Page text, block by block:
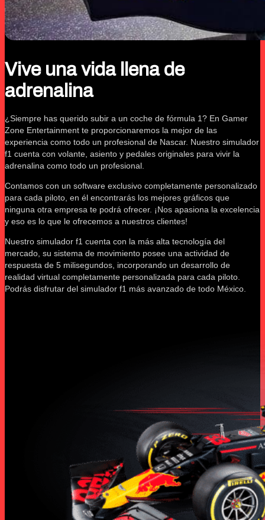
Vive una vida llena de
adrenalina
¿Siempre has querido subir a un coche de fórmula 1? En Gamer
Zone Entertainment te proporcionaremos la mejor de las
experiencia como todo un profesional de Nascar. Nuestro simulador
f1 cuenta con volante, asiento y pedales originales para vivir la
adrenalina como todo un profesional.
Contamos con un software exclusivo completamente personalizado
para cada piloto, en él encontrarás los mejores gráficos que
ninguna otra empresa te podrá ofrecer. ¡Nos apasiona la excelencia
y eso es lo que le ofrecemos a nuestros clientes!
Nuestro simulador f1 cuenta con la más alta tecnología del
mercado, su sistema de movimiento posee una actividad de
respuesta de 5 milisegundos, incorporando un desarrollo de
realidad virtual completamente personalizada para cada piloto.
Podrás disfrutar del simulador f1 más avanzado de todo México.